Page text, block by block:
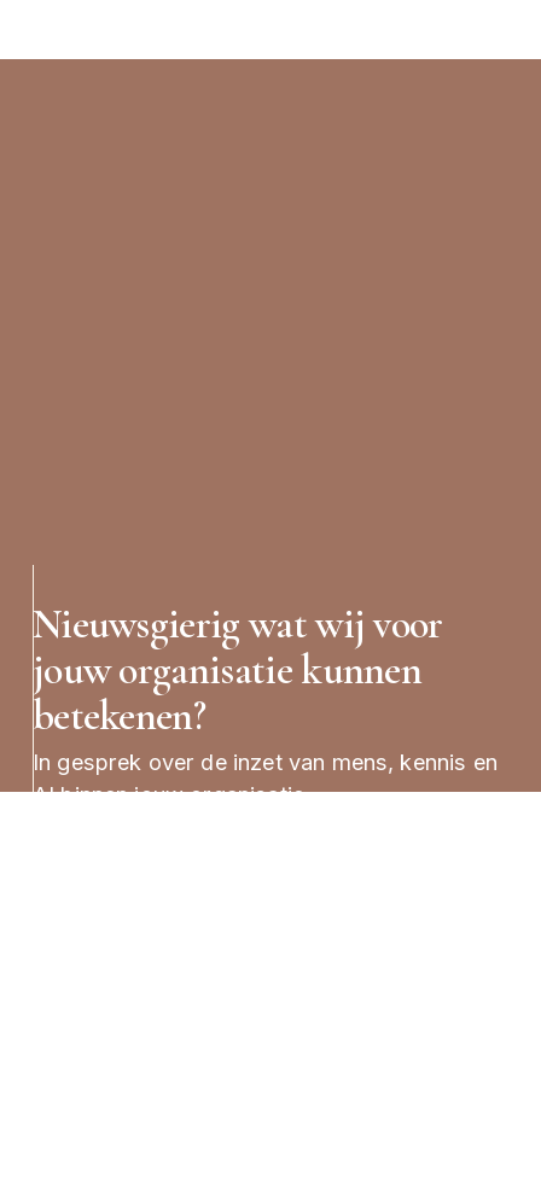
Nieuwsgierig wat wij voor
jouw organisatie kunnen
betekenen?
In gesprek over de inzet van mens, kennis en
AI binnen jouw organisatie.